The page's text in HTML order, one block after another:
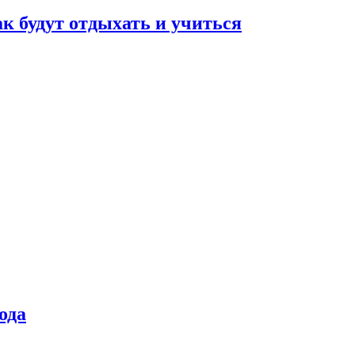
будут отдыхать и учиться